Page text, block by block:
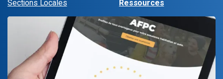
Sections Locales
Ressources